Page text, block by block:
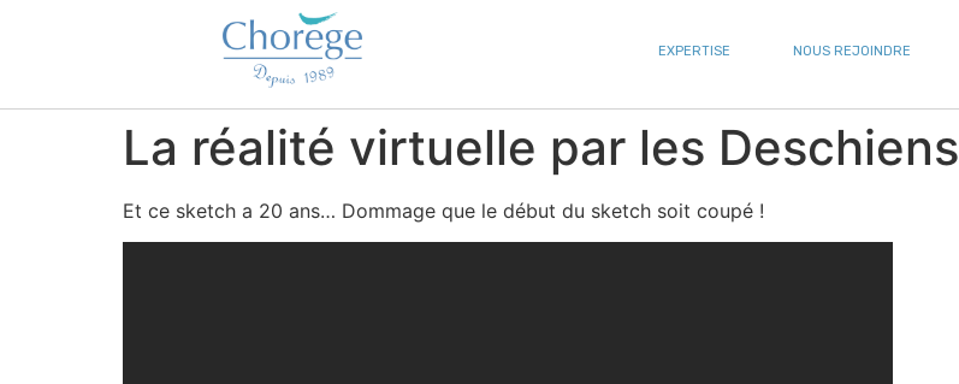
EXPERTISE NOUS REJOINDRE
La réalité virtuelle par les Deschiens
Et ce sketch a 20 ans… Dommage que le début du sketch soit coupé !